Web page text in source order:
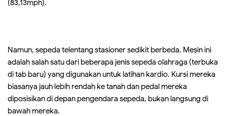
(83,13mph).
Namun, sepeda telentang stasioner sedikit berbeda. Mesin ini
adalah salah satu dari beberapa jenis sepeda olahraga (terbuka
di tab baru) yang digunakan untuk latihan kardio. Kursi mereka
biasanya jauh lebih rendah ke tanah dan pedal mereka
diposisikan di depan pengendara sepeda, bukan langsung di
bawah mereka.